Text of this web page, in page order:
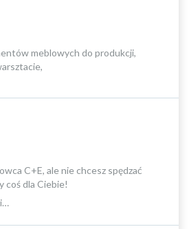
meblowych do produkcji,
C+E, ale nie chcesz spędzać
coś dla Ciebie!